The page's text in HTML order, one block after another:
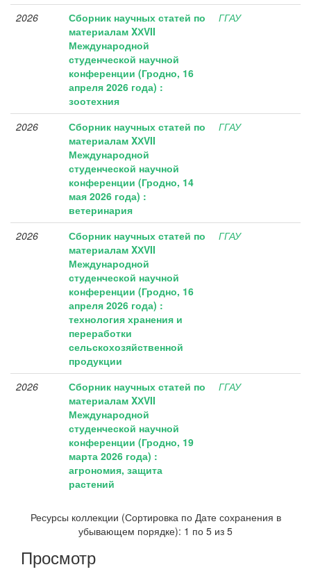
2026
Сборник научных статей по
материалам XХVII
Международной
студенческой научной
конференции (Гродно, 16
апреля 2026 года) :
зоотехния
ГГАУ
2026
Сборник научных статей по
материалам XХVII
Международной
студенческой научной
конференции (Гродно, 14
мая 2026 года) :
ветеринария
ГГАУ
2026
Сборник научных статей по
материалам XХVII
Международной
студенческой научной
конференции (Гродно, 16
апреля 2026 года) :
технология хранения и
переработки
сельскохозяйственной
продукции
ГГАУ
2026
Сборник научных статей по
материалам XХVII
Международной
студенческой научной
конференции (Гродно, 19
марта 2026 года) :
агрономия, защита
растений
ГГАУ
Ресурсы коллекции (Сортировка по Дате сохранения в
убывающем порядке): 1 по 5 из 5
Просмотр